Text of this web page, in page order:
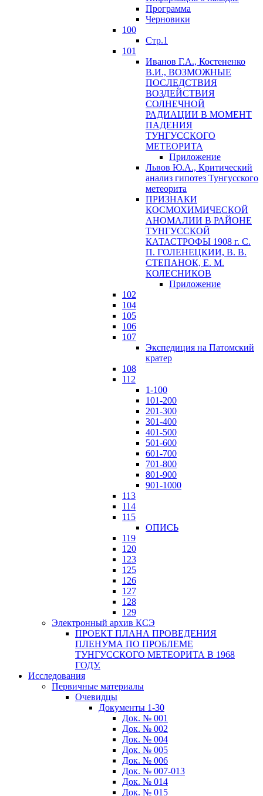
Программа
Черновики
100
Стр.1
101
Иванов Г.А., Костененко
В.И., ВОЗМОЖНЫЕ
ПОСЛЕДСТВИЯ
ВОЗДЕЙСТВИЯ
СОЛНЕЧНОЙ
РАДИАЦИИ В МОМЕНТ
ПАДЕНИЯ
ТУНГУССКОГО
MЕТЕОРИТА
Приложение
Львов Ю.A., Критический
анализ гипотез Тунгусского
метеорита
ПРИЗНАКИ
КОСМОХИМИЧЕСКОЙ
АНОМАЛИИ В РАЙОНЕ
ТУНГУССКОЙ
КАТАСТРОФЫ 1908 г. С.
П. ГОЛЕНЕЦКИИ, В. В.
СТЕПАНОК, Е. М.
КОЛЕСНИКОВ
Приложение
102
104
105
106
107
Экспедиция на Патомский
кратер
108
112
1-100
101-200
201-300
301-400
401-500
501-600
601-700
701-800
801-900
901-1000
113
114
115
ОПИСЬ
119
120
123
125
126
127
128
129
Электронный архив КСЭ
ПРОЕКТ ПЛАНА ПРОВЕДЕНИЯ
ПЛЕНУМА ПО ПРОБЛЕМЕ
ТУНГУССКОГО МЕТЕОРИТА В 1968
ГОДУ.
Исследования
Первичные материалы
Очевидцы
Документы 1-30
Док. № 001
Док. № 002
Док. № 004
Док. № 005
Док. № 006
Док. № 007-013
Док. № 014
Док. № 015